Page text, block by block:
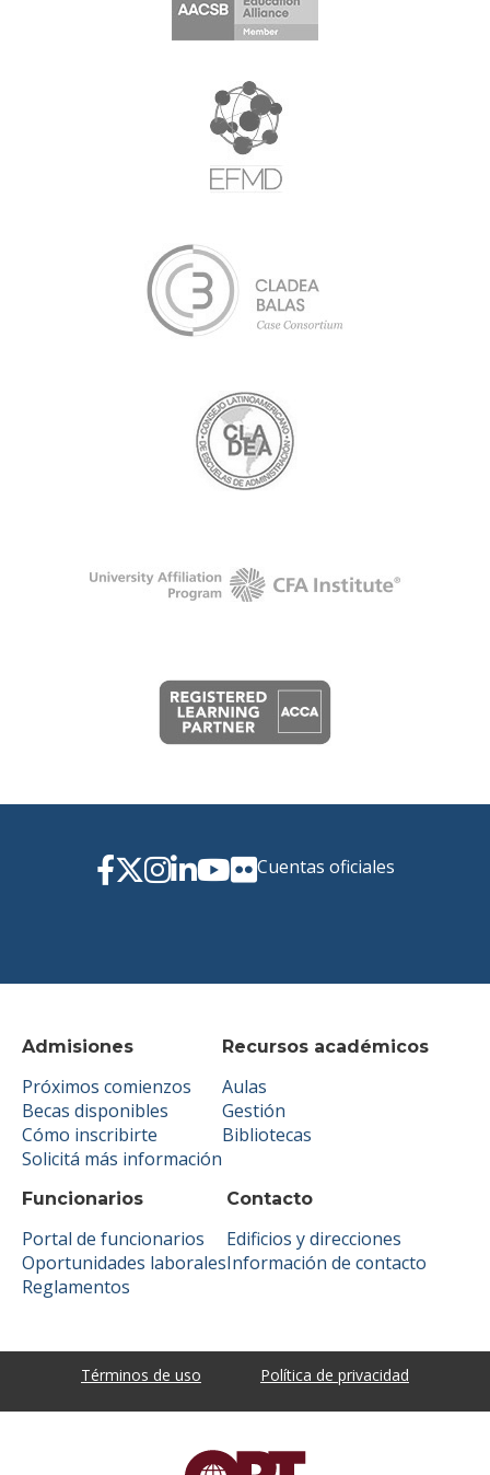
Admisiones
Próximos comienzos
Becas disponibles
Cómo inscribirte
Solicitá más información
Recursos académicos
Aulas
Gestión
Bibliotecas
Funcionarios
Portal de funcionarios
Oportunidades laborales
Reglamentos
Contacto
Edificios y direcciones
Información de contacto
Cuentas oficiales
Términos de uso Política de privacidad